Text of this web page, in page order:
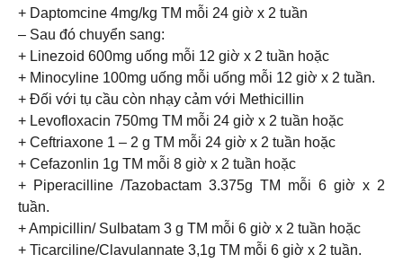
+ Daptomcine 4mg/kg TM mỗi 24 giờ x 2 tuần
– Sau đó chuyển sang:
+ Linezoid 600mg uống mỗi 12 giờ x 2 tuần hoặc
+ Minocyline 100mg uống mỗi uống mỗi 12 giờ x 2 tuần.
+ Đối với tụ cầu còn nhạy cảm với Methicillin
+ Levofloxacin 750mg TM mỗi 24 giờ x 2 tuần hoặc
+ Ceftriaxone 1 – 2 g TM mỗi 24 giờ x 2 tuần hoặc
+ Cefazonlin 1g TM mỗi 8 giờ x 2 tuần hoặc
+ Piperacilline /Tazobactam 3.375g TM mỗi 6 giờ x 2
tuần.
+ Ampicillin/ Sulbatam 3 g TM mỗi 6 giờ x 2 tuần hoặc
+ Ticarciline/Clavulannate 3,1g TM mỗi 6 giờ x 2 tuần.